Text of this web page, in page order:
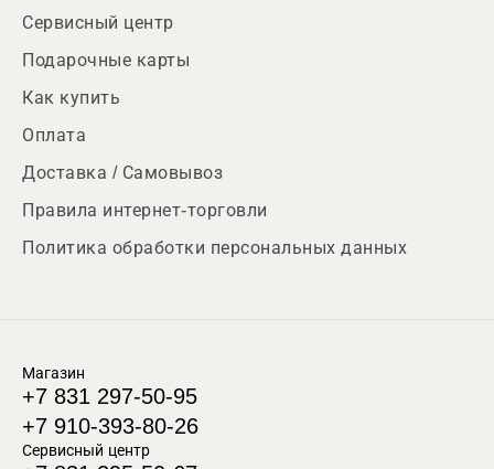
Сервисный центр
Подарочные карты
Как купить
Оплата
Доставка / Самовывоз
Правила интернет-торговли
Политика обработки персональных данных
Магазин
+7 831 297-50-95
+7 910-393-80-26
Сервисный центр